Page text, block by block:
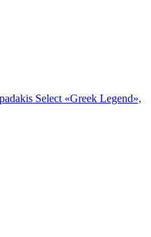
Select «Greek Legend»,